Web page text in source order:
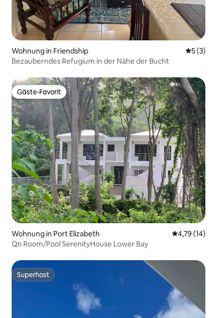
Wohnung in Friendship
5 (3)
Bezauberndes Refugium in der Nähe der Bucht
Gäste-Favorit
Gäste-Favorit
Wohnung in Port Elizabeth
4,79 (14)
Qn Room/Pool SerenityHouse Lower Bay
Superhost
Superhost